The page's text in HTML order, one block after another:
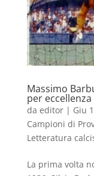
Massimo
per eccellenza
da editor| Giu
Campioni di
Letteratura
La prima volta